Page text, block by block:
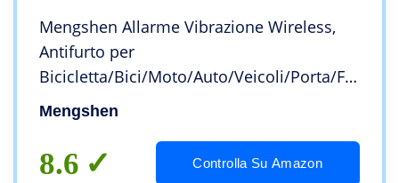
Mengshen Allarme Vibrazione Wireless,
Antifurto per
Bicicletta/Bici/Moto/Auto/Veicoli/Porta/Fin
estra, Voce Alta 110db (Telecomando
Incluso)
Mengshen
8.6 Controlla Su Amazon